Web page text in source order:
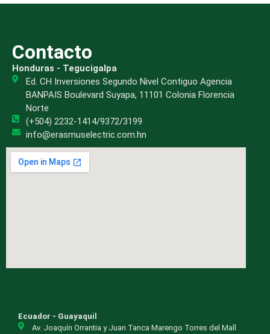
Contacto
Honduras - Tegucigalpa
Ed. CH Inversiones Segundo Nivel Contiguo Agencia
BANPAIS Boulevard Suyapa, 11101 Colonia Florencia
Norte
(+504) 2232-1414/9372/3199
info@erasmuselectric.com.hn
Ecuador - Guayaquil
Av. Joaquín Orrantia y Juan Tanca Marengo Torres del Mall